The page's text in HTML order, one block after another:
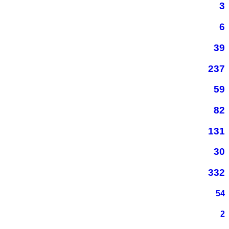
3
6
39
237
59
82
131
30
332
54
2